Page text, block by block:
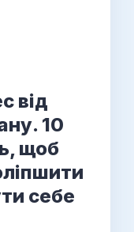
від
10
щоб
себе